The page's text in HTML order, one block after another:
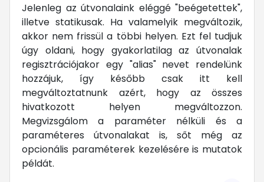
Jelenleg az útvonalaink eléggé "beégetettek",
illetve statikusak. Ha valamelyik megváltozik,
akkor nem frissül a többi helyen. Ezt fel tudjuk
úgy oldani, hogy gyakorlatilag az útvonalak
regisztrációjakor egy "alias" nevet rendelünk
hozzájuk, így később csak itt kell
megváltoztatnunk azért, hogy az összes
hivatkozott helyen megváltozzon.
Megvizsgálom a paraméter nélküli és a
paraméteres útvonalakat is, sőt még az
opcionális paraméterek kezelésére is mutatok
példát.